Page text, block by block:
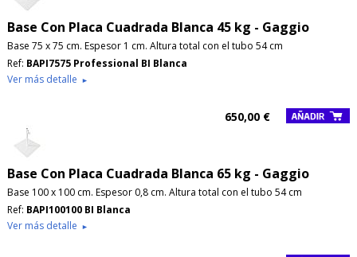
Base Con Placa Cuadrada Blanca 45 kg - Gaggio
Base 75 x 75 cm. Espesor 1 cm. Altura total con el tubo 54 cm
Ref: BAPI7575 Professional BI Blanca
Ver más detalle ►
650,00 €
Base Con Placa Cuadrada Blanca 65 kg - Gaggio
Base 100 x 100 cm. Espesor 0,8 cm. Altura total con el tubo 54 cm
Ref: BAPI100100 BI Blanca
Ver más detalle ►